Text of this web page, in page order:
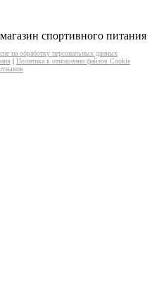
спортивного питания
на обработку персональных данных
| Политика в отношении файлов Cookie